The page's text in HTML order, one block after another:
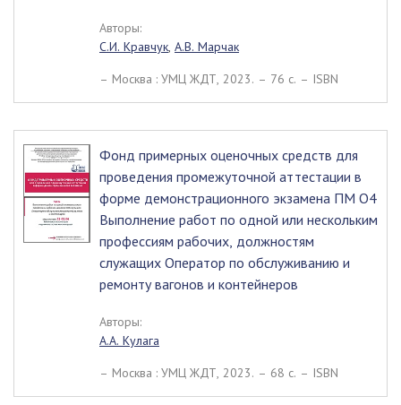
Авторы:
С.И. Кравчук, А.В. Марчак
– Москва : УМЦ ЖДТ, 2023. – 76 c. – ISBN
Фонд примерных оценочных средств для
проведения промежуточной аттестации в
форме демонстрационного экзамена ПМ О4
Выполнение работ по одной или нескольким
профессиям рабочих, должностям
служащих Оператор по обслуживанию и
ремонту вагонов и контейнеров
Авторы:
А.А. Кулага
– Москва : УМЦ ЖДТ, 2023. – 68 c. – ISBN